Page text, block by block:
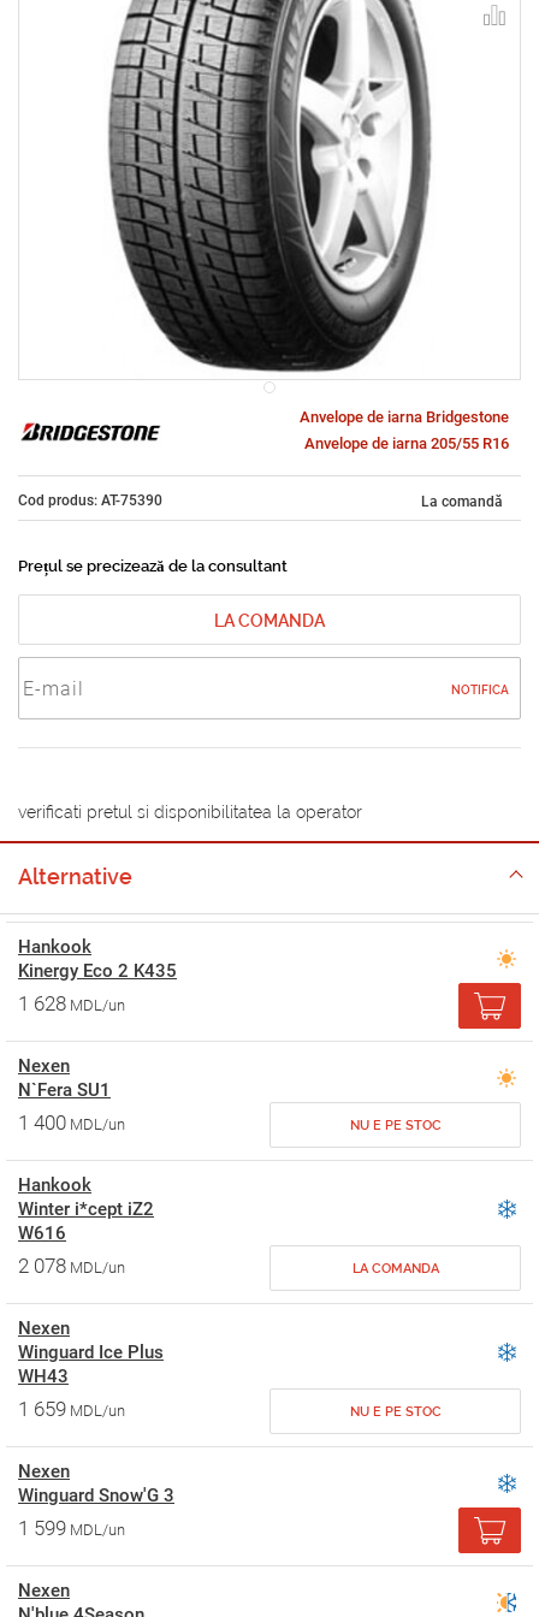
Anvelope de iarna Bridgestone
Anvelope de iarna 205/55 R16
Cod produs: AT-75390 La comandă
Prețul se precizează de la consultant
LA COMANDA
NOTIFICA
verificati pretul si disponibilitatea la operator
Alternative
Hankook
Kinergy Eco 2 K435
1 628 MDL/un
Nexen
N`Fera SU1
1 400 MDL/un NU E PE STOC
Hankook
Winter i*cept iZ2
W616
2 078 MDL/un LA COMANDA
Nexen
Winguard Ice Plus
WH43
1 659 MDL/un NU E PE STOC
Nexen
Winguard Snow'G 3
1 599 MDL/un
Nexen